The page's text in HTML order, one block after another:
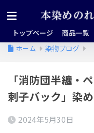
トップページ 商品一覧
ホーム
染物ブログ
「消防団半纏・
刺子バック」
2024年5月30日